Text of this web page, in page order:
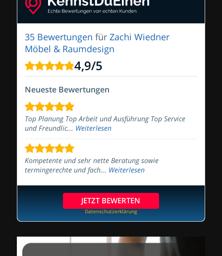
35 Bewertungen für Zachi Wiedner
Möbel & Raumdesign
4,9/5
Neueste Bewertungen
Top Planung Top Arbeit und Ausführung Top Service
und Freundlic... Weiterlesen
Kompetente und sehr nette Beratung sowie
termingerechte und fach... Weiterlesen
JETZT BEWERTEN
Datenschutzerklärung